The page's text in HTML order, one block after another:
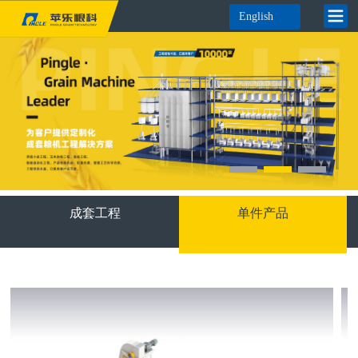
English
成套工程 单件产品